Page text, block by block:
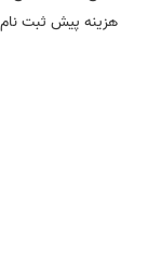
هزینه پیش ثبت نام